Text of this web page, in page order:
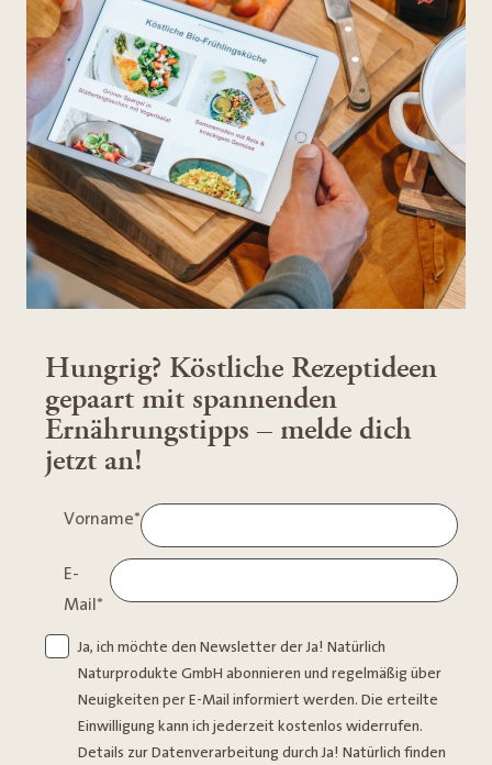
Hungrig? Köstliche Rezeptideen
gepaart mit spannenden
Ernährungstipps – melde dich
jetzt an!
Vorname*
E-
Mail*
Ja, ich möchte den Newsletter der Ja! Natürlich
Naturprodukte GmbH abonnieren und regelmäßig über
Neuigkeiten per E-Mail informiert werden. Die erteilte
Einwilligung kann ich jederzeit kostenlos widerrufen.
Details zur Datenverarbeitung durch Ja! Natürlich finden